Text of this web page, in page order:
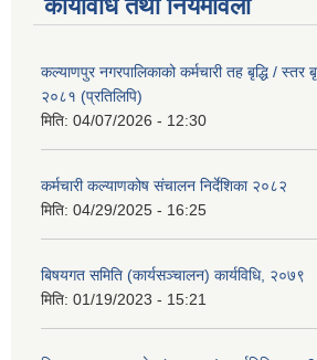
कार्यविधि तथा नियमावली
कल्याणपुर नगरपालिकाको कर्मचारी तह बृद्धि / स्तर
२०८१ (प्रतिलिपि)
मिति: 04/07/2026 - 12:30
कर्मचारी कल्याणकोष संचालन निर्देशिका २०८२
मिति: 04/29/2025 - 16:25
बिषयगत समिति (कार्यसञ्चालन) कार्यविधि, २०७९
मिति: 01/19/2023 - 15:21